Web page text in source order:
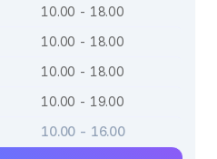
10.00 - 18.00
10.00 - 18.00
10.00 - 18.00
10.00 - 19.00
10.00 - 16.00